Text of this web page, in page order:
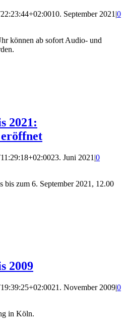
10. September 2021 |0
können ab sofort Audio- und
2021:
eröffnet
23. Juni 2021 |0
bis zum 6. September 2021, 12.00
2009
21. November 2009|0
in Köln.